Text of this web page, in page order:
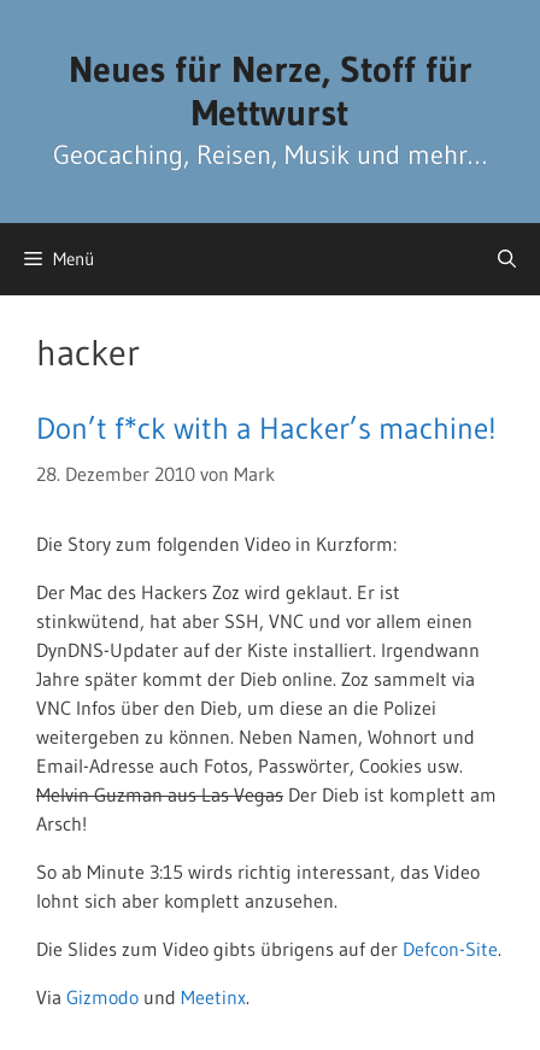
Neues für Nerze, Stoff für
Mettwurst
Geocaching, Reisen, Musik und mehr…
Menü
hacker
Don’t f*ck with a Hacker’s machine!
28. Dezember 2010 von Mark
Die Story zum folgenden Video in Kurzform:
Der Mac des Hackers Zoz wird geklaut. Er ist
stinkwütend, hat aber SSH, VNC und vor allem einen
DynDNS-Updater auf der Kiste installiert. Irgendwann
Jahre später kommt der Dieb online. Zoz sammelt via
VNC Infos über den Dieb, um diese an die Polizei
weitergeben zu können. Neben Namen, Wohnort und
Email-Adresse auch Fotos, Passwörter, Cookies usw.
Melvin Guzman aus Las Vegas Der Dieb ist komplett am
Arsch!
So ab Minute 3:15 wirds richtig interessant, das Video
lohnt sich aber komplett anzusehen.
Die Slides zum Video gibts übrigens auf der Defcon-Site.
Via Gizmodo und Meetinx.